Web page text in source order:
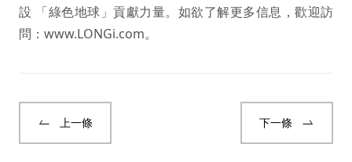
設 「綠色地球」貢獻力量。如欲了解更多信息，歡迎訪
問： www.LONGi.com。
上一條 下一條